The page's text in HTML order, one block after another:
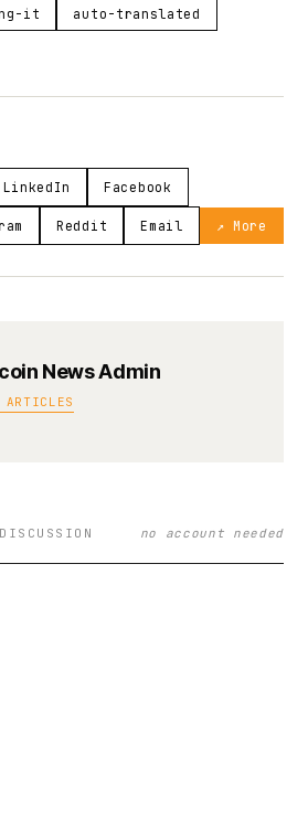
it auto-translated
LinkedIn Facebook
Reddit Email ↗ More
News Admin
no account needed